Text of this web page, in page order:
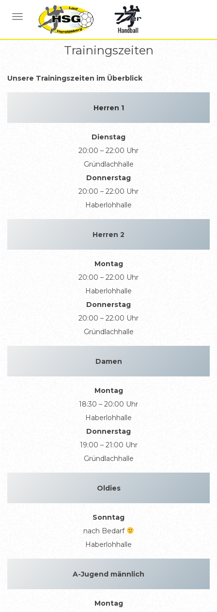
NAVIGATION UMSCHALTEN
Trainingszeiten
Unsere Trainingszeiten im Überblick
Herren 1
Dienstag
20:00 – 22:00 Uhr
Gründlachhalle
Donnerstag
20:00 – 22:00 Uhr
Haberlohhalle
Herren 2
Montag
20:00 – 22:00 Uhr
Haberlohhalle
Donnerstag
20:00 – 22:00 Uhr
Gründlachhalle
Damen
Montag
18:30 – 20:00 Uhr
Haberlohhalle
Donnerstag
19:00 – 21:00 Uhr
Gründlachhalle
Oldies
Sonntag
nach Bedarf
Haberlohhalle
A-Jugend männlich
Montag